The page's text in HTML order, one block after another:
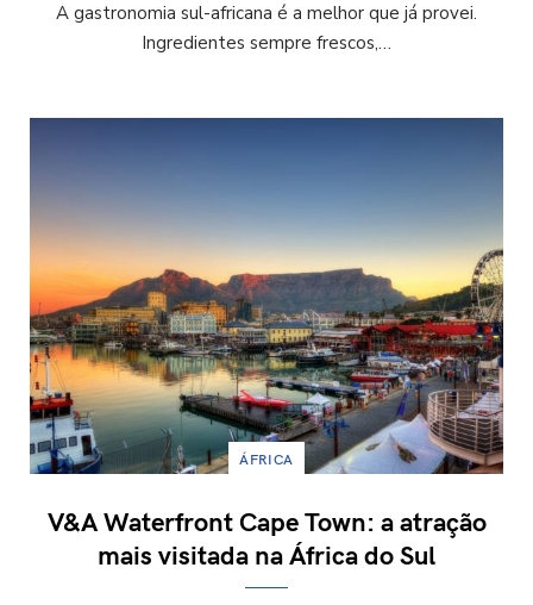
A gastronomia sul-africana é a melhor que já provei.
Ingredientes sempre frescos,…
ÁFRICA
V&A Waterfront Cape Town: a atração
mais visitada na África do Sul